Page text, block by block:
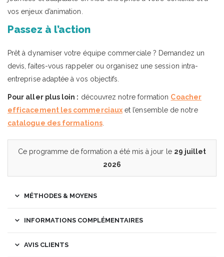
vos enjeux d’animation.
Passez à l’action
Prêt à dynamiser votre équipe commerciale ? Demandez un
devis, faites-vous rappeler ou organisez une session intra-
entreprise adaptée à vos objectifs.
Pour aller plus loin : découvrez notre formation Coacher
efficacement les commerciauxet l’ensemble de notre
catalogue des formations.
Ce programme de formation a été mis à jour le 29 juillet
2026
MÉTHODES & MOYENS
INFORMATIONS COMPLÉMENTAIRES
AVIS CLIENTS